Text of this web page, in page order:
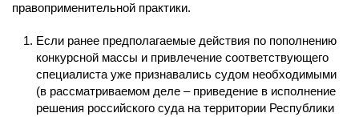
правоприменительной практики.
Если ранее предполагаемые действия по пополнению
конкурсной массы и привлечение соответствующего
специалиста уже признавались судом необходимыми
(в рассматриваемом деле – приведение в исполнение
решения российского суда на территории Республики